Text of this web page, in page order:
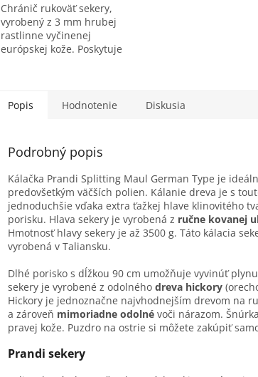
Chránič rukoväť sekery,
vyrobený z 3 mm hrubej
rastlinne vyčinenej
európskej kože. Poskytuje
pri nepresnom...
Popis Hodnotenie Diskusia
Podrobný popis
Kálačka Prandi Splitting Maul German Type je
predovšetkým väčších polien. Kálanie dreva je s
jednoduchšie vďaka extra ťažkej hlave klinovitého
porisku. Hlava sekery je vyrobená z ručne kovanej
Hmotnosť hlavy sekery je až 3500 g. Táto kálacia
vyrobená v Taliansku.
Dlhé porisko s dĺžkou 90 cm umožňuje vyvinúť
sekery je vyrobené z odolného dreva hickory
Hickory je jednoznačne najvhodnejším drevom na
a zároveň mimoriadne odolné voči nárazom.
pravej kože. Puzdro na ostrie si môžete zakúpiť
Prandi sekery